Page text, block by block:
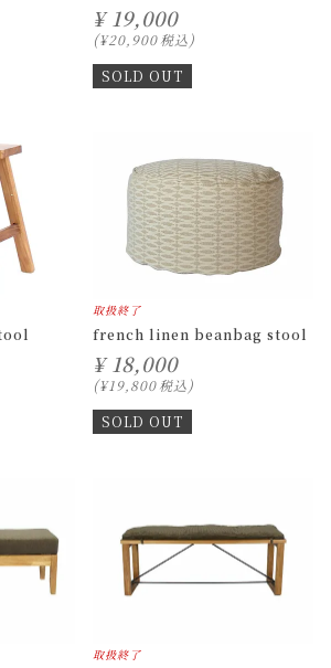
¥ 19,000
¥20,900税込
SOLD OUT
取扱終了
french linen beanbag stool
¥ 18,000
¥19,800税込
SOLD OUT
取扱終了